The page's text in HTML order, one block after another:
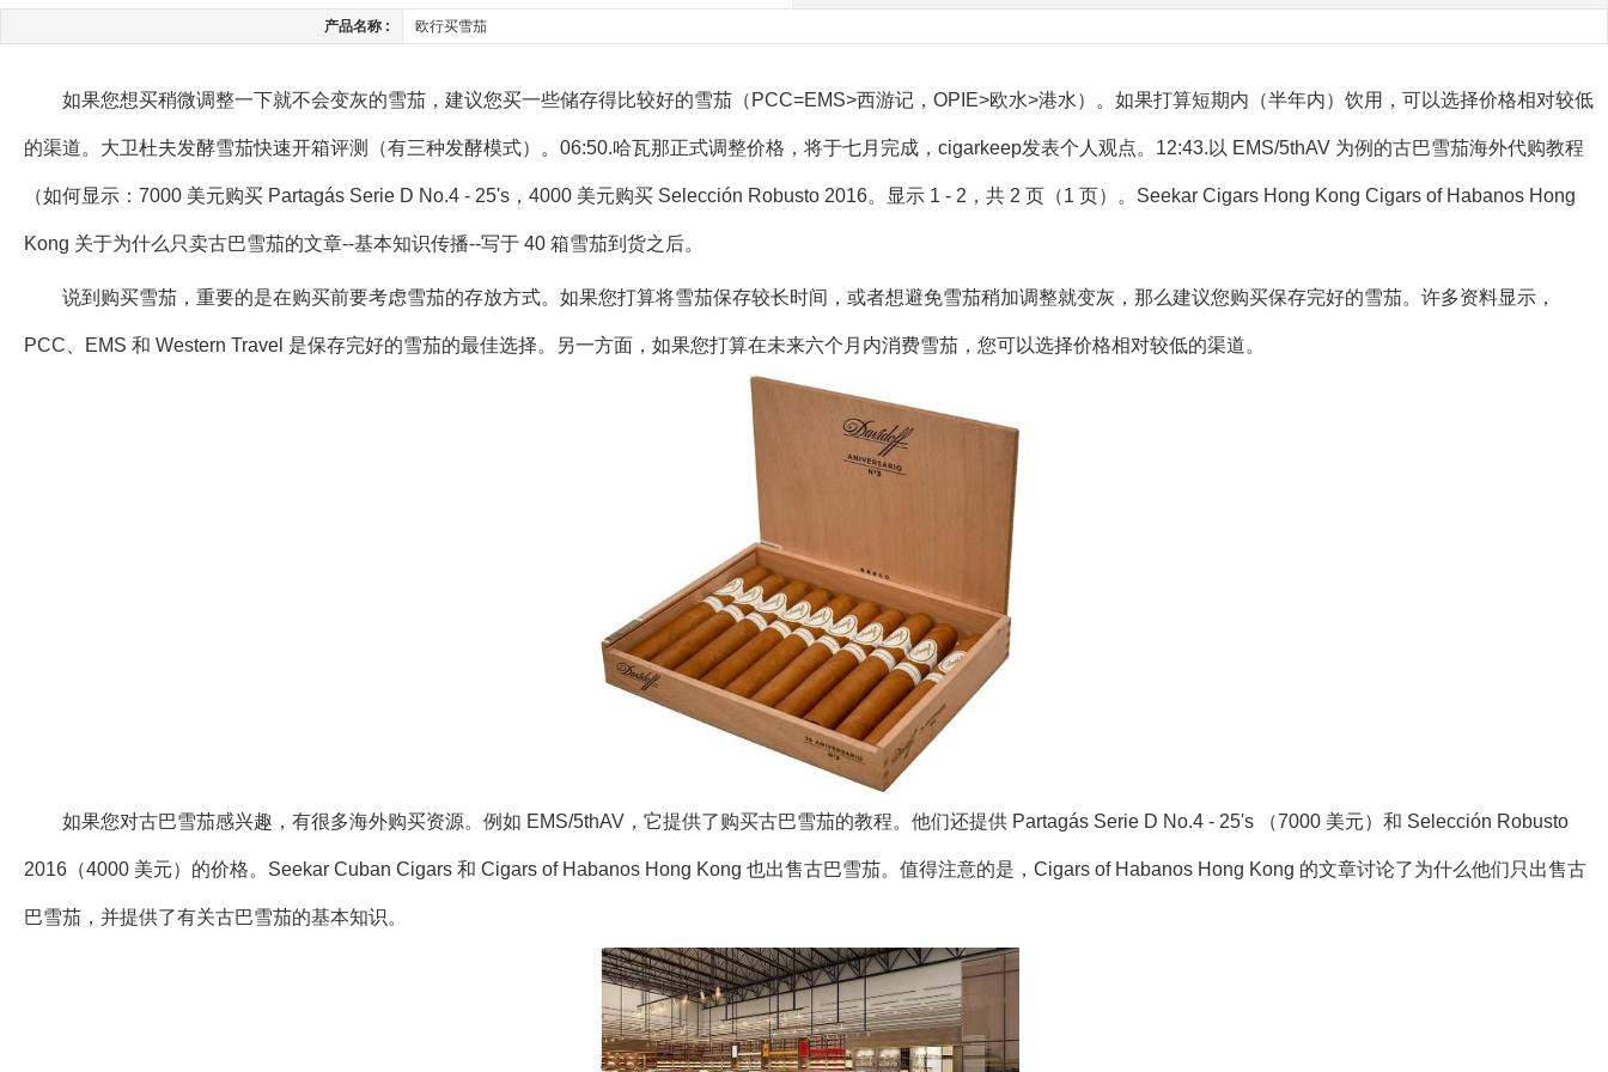
产品名称 : 欧行买雪茄
如果您想买稍微调整一下就不会变灰的雪茄，建议您买一些储存得比较好的雪茄（PCC=EMS>西游记，OPIE>欧水>港水）。如果打算短期内（半年内）饮用，可以选择价格相对较低
的渠道。大卫杜夫发酵雪茄快速开箱评测（有三种发酵模式）。06:50.哈瓦那正式调整价格，将于七月完成，cigarkeep发表个人观点。12:43.以 EMS/5thAV 为例的古巴雪茄海外代购教程
（如何显示：7000 美元购买 Partagás Serie D No.4 - 25's，4000 美元购买 Selección Robusto 2016。显示 1 - 2，共 2 页（1 页）。Seekar Cigars Hong Kong Cigars of Habanos Hong
Kong 关于为什么只卖古巴雪茄的文章--基本知识传播--写于 40 箱雪茄到货之后。
说到购买雪茄，重要的是在购买前要考虑雪茄的存放方式。如果您打算将雪茄保存较长时间，或者想避免雪茄稍加调整就变灰，那么建议您购买保存完好的雪茄。许多资料显示，
PCC、EMS 和 Western Travel 是保存完好的雪茄的最佳选择。另一方面，如果您打算在未来六个月内消费雪茄，您可以选择价格相对较低的渠道。
如果您对古巴雪茄感兴趣，有很多海外购买资源。例如 EMS/5thAV，它提供了购买古巴雪茄的教程。他们还提供 Partagás Serie D No.4 - 25's （7000 美元）和 Selección Robusto
2016（4000 美元）的价格。Seekar Cuban Cigars 和 Cigars of Habanos Hong Kong 也出售古巴雪茄。值得注意的是，Cigars of Habanos Hong Kong 的文章讨论了为什么他们只出售古
巴雪茄，并提供了有关古巴雪茄的基本知识。